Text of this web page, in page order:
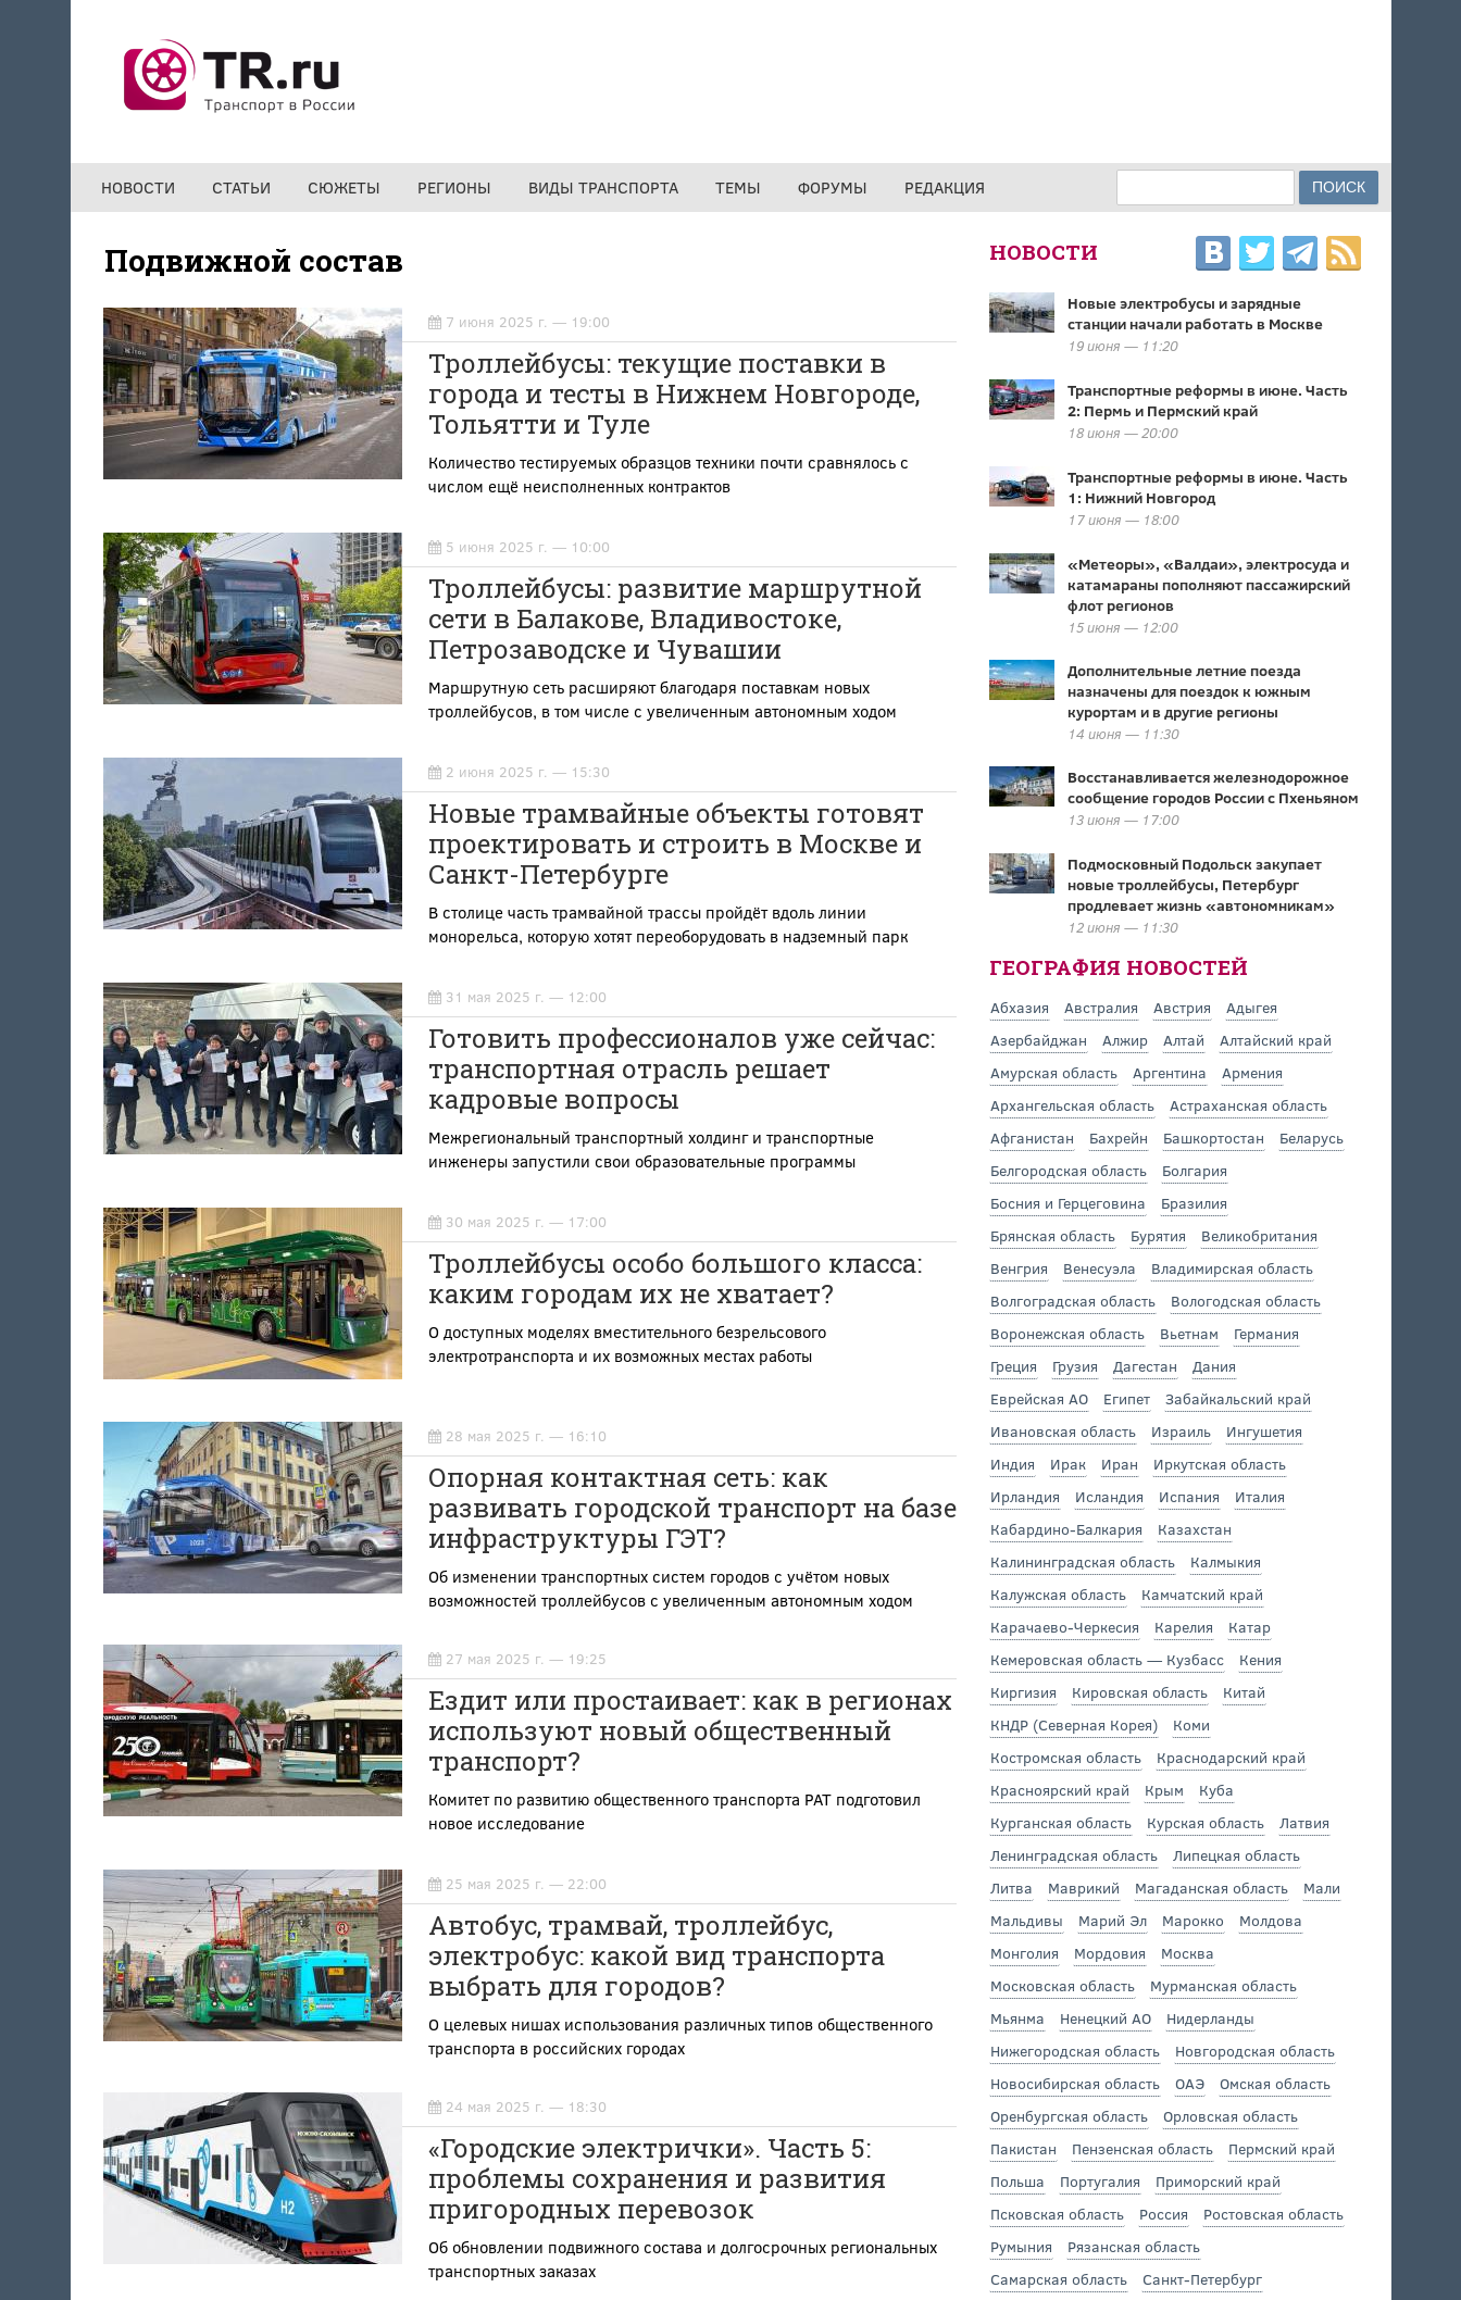
НОВОСТИ СТАТЬИ СЮЖЕТЫ РЕГИОНЫ ВИДЫ ТРАНСПОРТА ТЕМЫ ФОРУМЫ РЕДАКЦИЯ ФОРМА ПОИСКА
Подвижной состав
7 июня 2025 г. — 19:00
Троллейбусы: текущие поставки в
города и тесты в Нижнем Новгороде,
Тольятти и Туле
Количество тестируемых образцов техники почти сравнялось с
числом ещё неисполненных контрактов
5 июня 2025 г. — 10:00
Троллейбусы: развитие маршрутной
сети в Балакове, Владивостоке,
Петрозаводске и Чувашии
Маршрутную сеть расширяют благодаря поставкам новых
троллейбусов, в том числе с увеличенным автономным ходом
2 июня 2025 г. — 15:30
Новые трамвайные объекты готовят
проектировать и строить в Москве и
Санкт-Петербурге
В столице часть трамвайной трассы пройдёт вдоль линии
монорельса, которую хотят переоборудовать в надземный парк
31 мая 2025 г. — 12:00
Готовить профессионалов уже сейчас:
транспортная отрасль решает
кадровые вопросы
Межрегиональный транспортный холдинг и транспортные
инженеры запустили свои образовательные программы
30 мая 2025 г. — 17:00
Троллейбусы особо большого класса:
каким городам их не хватает?
О доступных моделях вместительного безрельсового
электротранспорта и их возможных местах работы
28 мая 2025 г. — 16:10
Опорная контактная сеть: как
развивать городской транспорт на базе
инфраструктуры ГЭТ?
Об изменении транспортных систем городов с учётом новых
возможностей троллейбусов с увеличенным автономным ходом
27 мая 2025 г. — 19:25
Ездит или простаивает: как в регионах
используют новый общественный
транспорт?
Комитет по развитию общественного транспорта РАТ подготовил
новое исследование
25 мая 2025 г. — 22:00
Автобус, трамвай, троллейбус,
электробус: какой вид транспорта
выбрать для городов?
О целевых нишах использования различных типов общественного
транспорта в российских городах
24 мая 2025 г. — 18:30
«Городские электрички». Часть 5:
проблемы сохранения и развития
пригородных перевозок
Об обновлении подвижного состава и долгосрочных региональных
транспортных заказах
НОВОСТИ
Новые электробусы и зарядные
станции начали работать в Москве
19 июня — 11:20
Транспортные реформы в июне. Часть
2: Пермь и Пермский край
18 июня — 20:00
Транспортные реформы в июне. Часть
1: Нижний Новгород
17 июня — 18:00
«Метеоры», «Валдаи», электросуда и
катамараны пополняют пассажирский
флот регионов
15 июня — 12:00
Дополнительные летние поезда
назначены для поездок к южным
курортам и в другие регионы
14 июня — 11:30
Восстанавливается железнодорожное
сообщение городов России с Пхеньяном
13 июня — 17:00
Подмосковный Подольск закупает
новые троллейбусы, Петербург
продлевает жизнь «автономникам»
12 июня — 11:30
ГЕОГРАФИЯ НОВОСТЕЙ
Абхазия Австралия Австрия
Адыгея
Азербайджан
Алжир Алтай
Алтайский край
Амурская область
Аргентина
Армения
Архангельская область
Астраханская область
Афганистан
Бахрейн Башкортостан
Беларусь
Белгородская область
Болгария
Босния и Герцеговина
Бразилия
Брянская область
Бурятия
Великобритания
Венгрия
Венесуэла
Владимирская область
Волгоградская область
Вологодская область
Воронежская область
Вьетнам
Германия
Греция
Грузия Дагестан
Дания
Еврейская АО
Египет
Забайкальский край
Ивановская область
Израиль
Ингушетия
Индия
Ирак Иран
Иркутская область
Ирландия
Исландия Испания
Италия
Кабардино-Балкария
Казахстан
Калининградская область
Калмыкия
Калужская область
Камчатский край
Карачаево-Черкесия
Карелия
Катар
Кемеровская область — Кузбасс
Кения
Киргизия
Кировская область
Китай
КНДР (Северная Корея)
Коми
Костромская область
Краснодарский край
Красноярский край
Крым
Куба
Курганская область
Курская область
Латвия
Ленинградская область
Липецкая область
Литва
Маврикий Магаданская область
Мали
Мальдивы
Марий Эл Марокко
Молдова
Монголия
Мордовия
Москва
Московская область
Мурманская область
Мьянма
Ненецкий АО
Нидерланды
Нижегородская область
Новгородская область
Новосибирская область
ОАЭ
Омская область
Оренбургская область
Орловская область
Пакистан
Пензенская область
Пермский край
Польша
Португалия
Приморский край
Псковская область
Россия
Ростовская область
Румыния
Рязанская область
Самарская область
Санкт-Петербург